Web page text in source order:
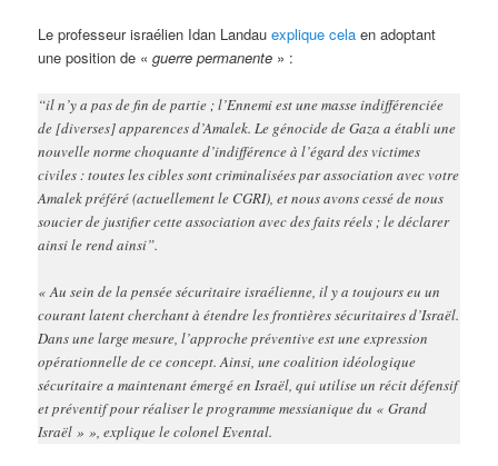
Le professeur israélien Idan Landauexplique cela en adoptant
une position de «guerre permanente » :
“il n’y a pas de fin de partie ; l’Ennemi est une masse indifférenciée
de [diverses] apparences d’Amalek. Le génocide de Gaza a établi une
nouvelle norme choquante d’indifférence à l’égard des victimes
civiles : toutes les cibles sont criminalisées par association avec votre
Amalek préféré (actuellement le CGRI), et nous avons cessé de nous
soucier de justifier cette association avec des faits réels ; le déclarer
ainsi le rend ainsi”.
« Au sein de la pensée sécuritaire israélienne, il y a toujours eu un
courant latent cherchant à étendre les frontières sécuritaires d’Israël.
Dans une large mesure, l’approche préventive est une expression
opérationnelle de ce concept. Ainsi, une coalition idéologique
sécuritaire a maintenant émergé en Israël, qui utilise un récit défensif
et préventif pour réaliser le programme messianique du « Grand
Israël » », explique le colonel Evental.